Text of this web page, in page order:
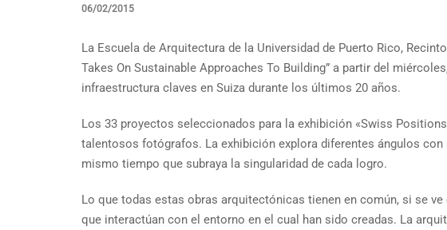
06/02/2015
La Escuela de Arquitectura de la Universidad de Puerto Rico,
Takes On Sustainable Approaches To Building” a partir del
infraestructura claves en Suiza durante los últimos 20 años.
Los 33 proyectos seleccionados para la exhibición «Swiss
talentosos fotógrafos. La exhibición explora diferentes ángulos
mismo tiempo que subraya la singularidad de cada logro.
Lo que todas estas obras arquitectónicas tienen en común, si se
que interactúan con el entorno en el cual han sido creadas. La